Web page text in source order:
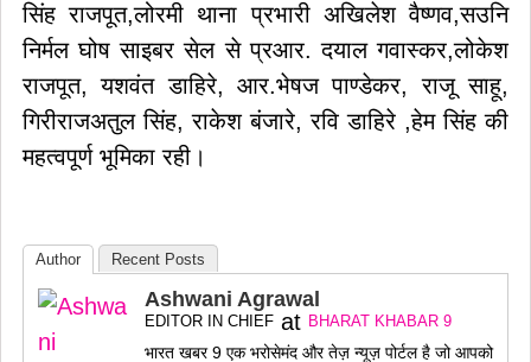
सिंह राजपूत,लोरमी थाना प्रभारी अखिलेश वैष्णव,सउनि
निर्मल घोष साइबर सेल से प्रआर. दयाल गवास्कर,लोकेश
राजपूत, यशवंत डाहिरे, आर.भेषज पाण्डेकर, राजू साहू,
गिरीराजअतुल सिंह, राकेश बंजारे, रवि डाहिरे ,हेम सिंह की
महत्वपूर्ण भूमिका रही।
Author Recent Posts
Ashwani Agrawal
EDITOR IN CHIEF at BHARAT KHABAR 9
भारत खबर 9 एक भरोसेमंद और तेज़ न्यूज़ पोर्टल है जो आपको